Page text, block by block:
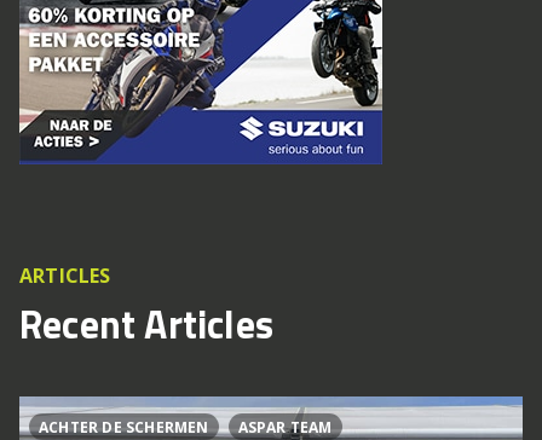
ARTICLES
Recent Articles
ACHTER DE SCHERMEN ASPAR TEAM